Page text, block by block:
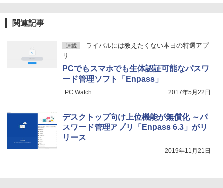
関連記事
連載
ライバルには教えたくない本日の特選アプ
リ
PCでもスマホでも生体認証可能なパスワ
ード管理ソフト「Enpass」
PC Watch 2017年5月22日
デスクトップ向け上位機能が無償化 ～パ
スワード管理アプリ「Enpass 6.3」がリ
リース
2019年11月21日